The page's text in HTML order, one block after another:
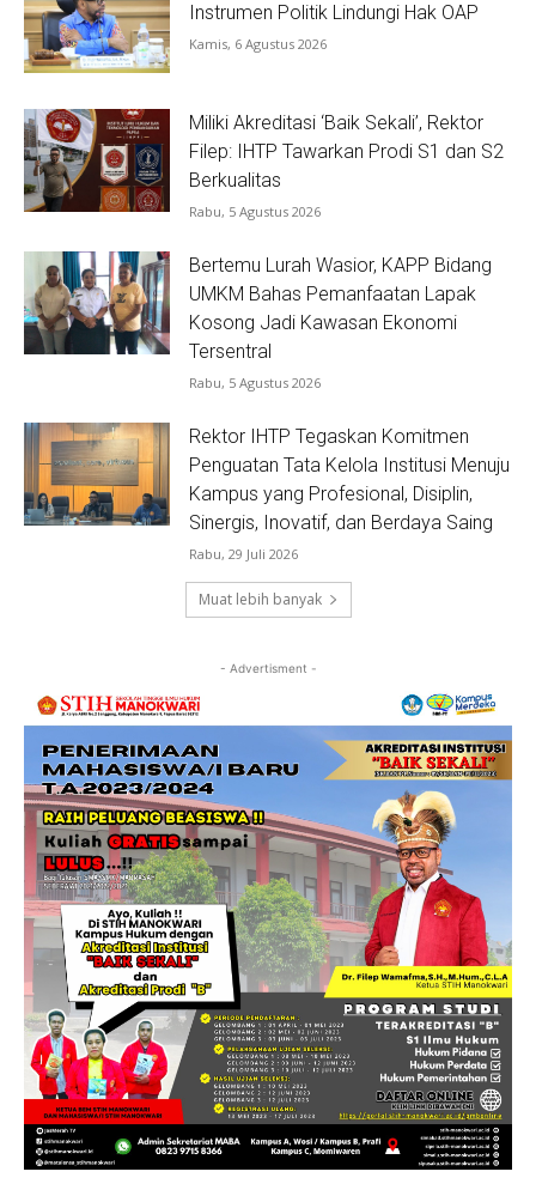
Instrumen Politik Lindungi Hak OAP
Kamis, 6 Agustus 2026
Miliki Akreditasi ‘Baik Sekali’, Rektor
Filep: IHTP Tawarkan Prodi S1 dan S2
Berkualitas
Rabu, 5 Agustus 2026
Bertemu Lurah Wasior, KAPP Bidang
UMKM Bahas Pemanfaatan Lapak
Kosong Jadi Kawasan Ekonomi
Tersentral
Rabu, 5 Agustus 2026
Rektor IHTP Tegaskan Komitmen
Penguatan Tata Kelola Institusi Menuju
Kampus yang Profesional, Disiplin,
Sinergis, Inovatif, dan Berdaya Saing
Rabu, 29 Juli 2026
Muat lebih banyak
- Advertisment -